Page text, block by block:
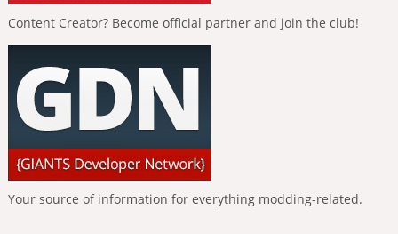
Content Creator? Become official partner and join the club!
Your source of information for everything modding-related.